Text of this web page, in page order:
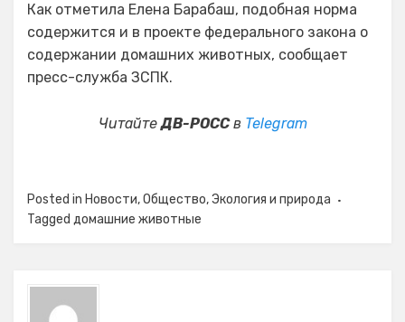
Как отметила Елена Барабаш, подобная норма
содержится и в проекте федерального закона о
содержании домашних животных, сообщает
пресс-служба ЗСПК.
ЧитайтеДВ-РОССв Telegram
Posted in Новости,Общество,Экология и природа
Tagged домашние животные